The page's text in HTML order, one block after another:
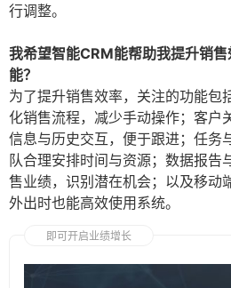
行调整。
我希望智能CRM能帮助我提升销
能？
为了提升销售效率，关注的功能包
化销售流程，减少手动操作；客户
信息与历史交互，便于跟进；任务
队合理安排时间与资源；数据报告
售业绩，识别潜在机会；以及移动
外出时也能高效使用系统。
即可开启业绩增长